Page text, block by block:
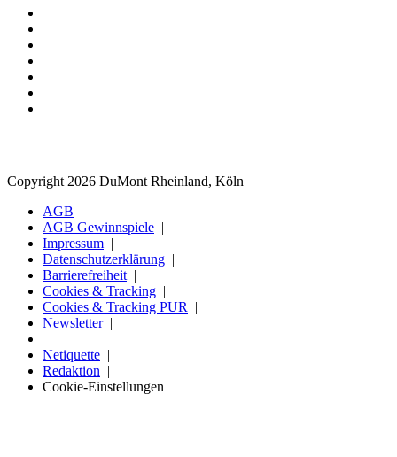
Copyright 2026 DuMont Rheinland, Köln
AGB
AGB Gewinnspiele
Impressum
Datenschutzerklärung
Barrierefreiheit
Cookies & Tracking
Cookies & Tracking PUR
Newsletter
Netiquette
Redaktion
Cookie-Einstellungen